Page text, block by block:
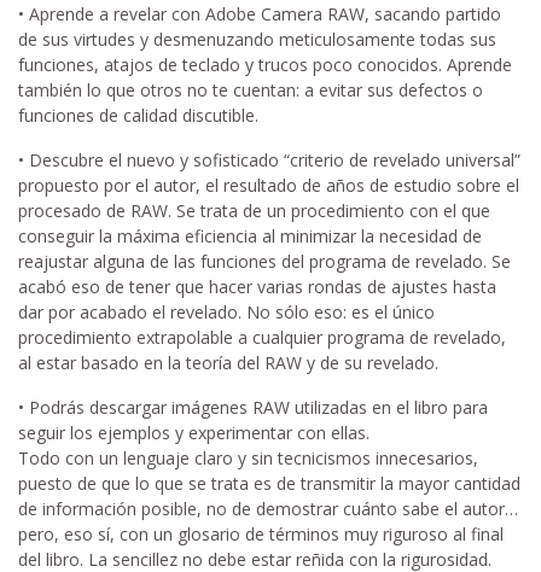
• Aprende a revelar con Adobe Camera RAW, sacando partido
de sus virtudes y desmenuzando meticulosamente todas sus
funciones, atajos de teclado y trucos poco conocidos. Aprende
también lo que otros no te cuentan: a evitar sus defectos o
funciones de calidad discutible.
• Descubre el nuevo y sofisticado “criterio de revelado universal”
propuesto por el autor, el resultado de años de estudio sobre el
procesado de RAW. Se trata de un procedimiento con el que
conseguir la máxima eficiencia al minimizar la necesidad de
reajustar alguna de las funciones del programa de revelado. Se
acabó eso de tener que hacer varias rondas de ajustes hasta
dar por acabado el revelado. No sólo eso: es el único
procedimiento extrapolable a cualquier programa de revelado,
al estar basado en la teoría del RAW y de su revelado.
• Podrás descargar imágenes RAW utilizadas en el libro para
seguir los ejemplos y experimentar con ellas.
Todo con un lenguaje claro y sin tecnicismos innecesarios,
puesto de que lo que se trata es de transmitir la mayor cantidad
de información posible, no de demostrar cuánto sabe el autor…
pero, eso sí, con un glosario de términos muy riguroso al final
del libro. La sencillez no debe estar reñida con la rigurosidad.